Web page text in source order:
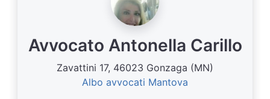
Avvocato Antonella Carillo
Zavattini 17, 46023 Gonzaga (MN)
Albo avvocati Mantova